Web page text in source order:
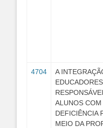
4704
A
ALUNOS COM
DEFICIÊNCIA
MEIO DA